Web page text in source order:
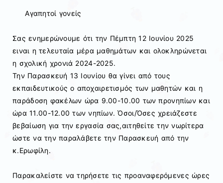
Αγαπητοί γονείς
Σας ενημερώνουμε ότι την Πέμπτη 12 Ιουνίου 2025
ειναι η τελευταία μέρα μαθημάτων και ολοκληρώνεται
η σχολική χρονιά 2024-2025.
Την Παρασκευή 13 Ιουνίου θα γίνει από τους
εκπαιδευτικούς ο αποχαιρετισμός των μαθητών και η
παράδοση φακέλων ώρα 9.00-10.00 των προνηπίων και
ώρα 11.00-12.00 των νηπίων. Όσοι/Όσες χρειάζεστε
βεβαίωση για την εργασία σας,αιτηθείτε την νωρίτερα
ώστε να την παραλάβετε την Παρασκευή από την
κ.Ερωφίλη.
Παρακαλείστε να τηρήσετε τις προαναφερόμενες ώρες